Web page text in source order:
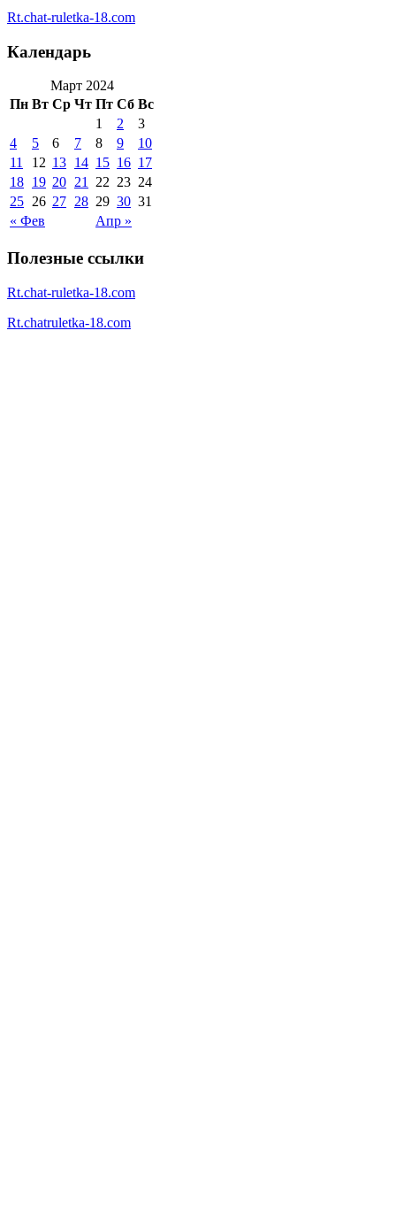
Rt.chat-ruletka-18.com
Календарь
Март 2024
Пн Вт Ср Чт Пт Сб Вс
« Фев Апр »
1 2
3
4
5 6 7 8 9
10
11
12 13 14 15 16 17
18 19 20 21 22 23 24
25 26 27 28 29 30 31
Полезные ссылки
Rt.chat-ruletka-18.com
Rt.chatruletka-18.com